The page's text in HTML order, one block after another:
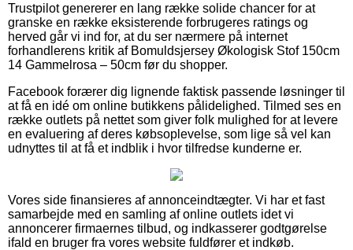
Trustpilot genererer en lang række solide chancer for at
granske en række eksisterende forbrugeres ratings og
herved går vi ind for, at du ser nærmere på internet
forhandlerens kritik af Bomuldsjersey Økologisk Stof 150cm
14 Gammelrosa – 50cm før du shopper.
Facebook forærer dig lignende faktisk passende løsninger til
at få en idé om online butikkens pålidelighed. Tilmed ses en
række outlets på nettet som giver folk mulighed for at levere
en evaluering af deres købsoplevelse, som lige så vel kan
udnyttes til at få et indblik i hvor tilfredse kunderne er.
Vores side finansieres af annonceindtægter. Vi har et fast
samarbejde med en samling af online outlets idet vi
annoncerer firmaernes tilbud, og indkasserer godtgørelse
ifald en bruger fra vores website fuldfører et indkøb.